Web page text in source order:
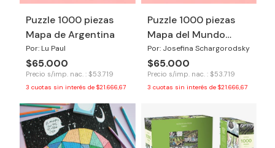
Puzzle 1000 piezas
Mapa de Argentina
Por: Lu Paul
$65.000
Precio s/imp. nac. : $53.719
3 cuotas sin interés de $21.666,67
Puzzle 1000 piezas
Mapa del Mundo
ilustrado
Por: Josefina Schargorodsky
$65.000
Precio s/imp. nac. : $53.719
3 cuotas sin interés de $21.666,67